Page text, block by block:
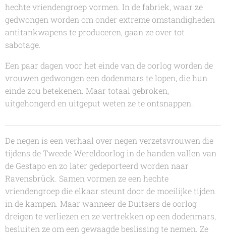
hechte vriendengroep vormen. In de fabriek, waar ze
gedwongen worden om onder extreme omstandigheden
antitankwapens te produceren, gaan ze over tot
sabotage.
Een paar dagen voor het einde van de oorlog worden de
vrouwen gedwongen een dodenmars te lopen, die hun
einde zou betekenen. Maar totaal gebroken,
uitgehongerd en uitgeput weten ze te ontsnappen.
De negen is een verhaal over negen verzetsvrouwen die
tijdens de Tweede Wereldoorlog in de handen vallen van
de Gestapo en zo later gedeporteerd worden naar
Ravensbrück. Samen vormen ze een hechte
vriendengroep die elkaar steunt door de moeilijke tijden
in de kampen. Maar wanneer de Duitsers de oorlog
dreigen te verliezen en ze vertrekken op een dodenmars,
besluiten ze om een gewaagde beslissing te nemen. Ze